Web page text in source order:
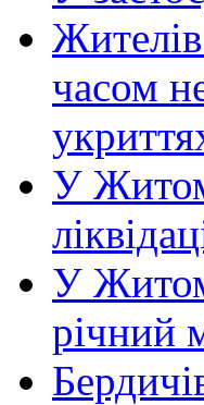
часом
У
У
річний